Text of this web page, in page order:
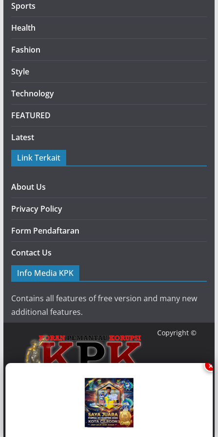
Sports
Health
Fashion
Style
Technology
FEATURED
Latest
Link Terkait
About Us
Privacy Policy
Form Pendaftaran
Contact Us
Info Media KPK
Contains all features of free version and many new
additional features.
Copyright ©
}. Powered by {Media KPK} and {
×